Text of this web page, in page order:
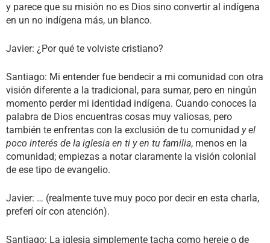
y parece que su misión no es Dios sino convertir al indígena
en un no indígena más, un blanco.
Javier: ¿Por qué te volviste cristiano?
Santiago: Mi entender fue bendecir a mi comunidad con otra
visión diferente a la tradicional, para sumar, pero en ningún
momento perder mi identidad indígena. Cuando conoces la
palabra de Dios encuentras cosas muy valiosas, pero
también te enfrentas con la exclusión de tu comunidad y el
poco interés de la iglesia en ti y en tu familia, menos en la
comunidad; empiezas a notar claramente la visión colonial
de ese tipo de evangelio.
Javier: … (realmente tuve muy poco por decir en esta charla,
preferí oír con atención).
Santiago: La iglesia simplemente tacha como hereje o de